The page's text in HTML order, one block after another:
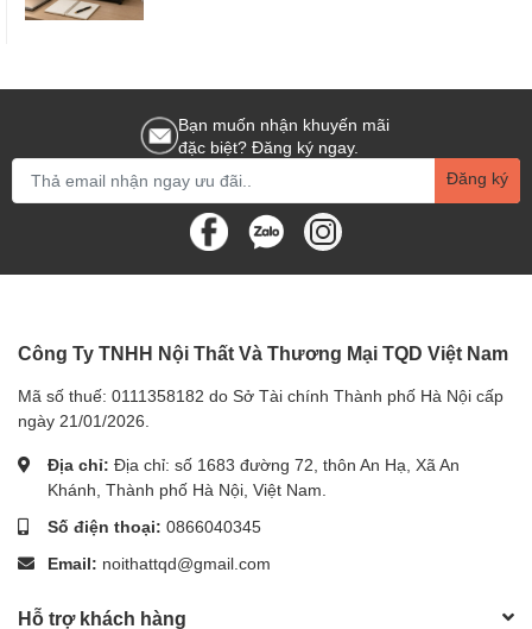
Bạn muốn nhận khuyến mãi
đặc biệt? Đăng ký ngay.
Đăng ký
Công Ty TNHH Nội Thất Và Thương Mại TQD Việt Nam
Mã số thuế: 0111358182 do Sở Tài chính Thành phố Hà Nội cấp
ngày 21/01/2026.
Địa chỉ: Địa chỉ: số 1683 đường 72, thôn An Hạ, Xã An
Khánh, Thành phố Hà Nội, Việt Nam.
Số điện thoại: 0866040345
Email: noithattqd@gmail.com
Hỗ trợ khách hàng